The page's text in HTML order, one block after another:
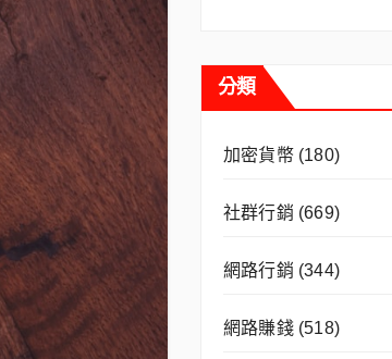
分類
加密貨幣(180)
社群行銷 (669)
網路行銷 (344)
網路賺錢(518)